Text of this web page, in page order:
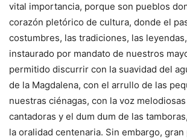
vital importancia, porque son pueblos
corazón pletórico de cultura, donde el
costumbres, las tradiciones, las
instaurado por mandato de nuestros
permitido discurrir con la suavidad del
de la Magdalena, con el arrullo de las
nuestras ciénagas, con la voz
cantadoras y el dum dum de las
la oralidad centenaria. Sin embargo,